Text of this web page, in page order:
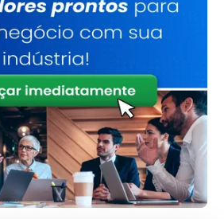
Reduz o tempo de espera
a produtividade.
Evita acidentes
transporte manual de cargas
com materiais resistentes,
útil.
Ocupa pouco espaço, ideal para
Interface simples que qualquer
Necessita de pouca
custos operacionais.